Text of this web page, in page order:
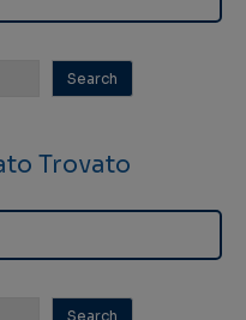
Trovato